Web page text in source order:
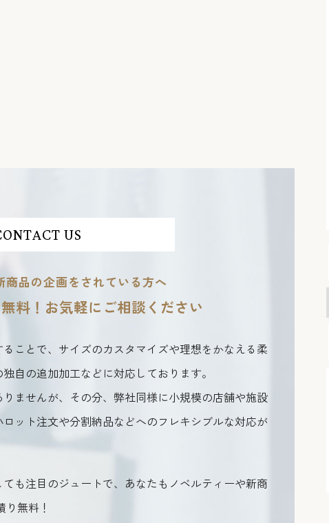
US
商品の企画をされている方へ
料！ お気軽にご相談ください
ことで、サイズのカスタマイズや理想をかなえる柔
自の追加加工などに対応しております。
ませんが、その分、弊社同様に小規模の店舗や施設
ット注文や分割納品などへのフレキシブルな対応が
も注目のジュートで、あなたもノベルティーや新商
無料！